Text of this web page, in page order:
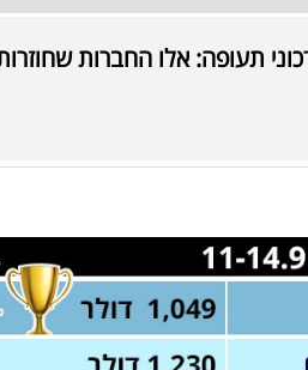
תעופה: אלו החברות